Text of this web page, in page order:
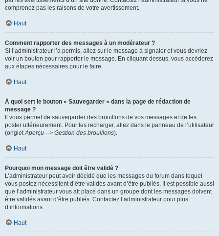
comprenez pas les raisons de votre avertissement.
Haut
Comment rapporter des messages à un modérateur ?
Si l’administrateur l’a permis, allez sur le message à signaler et vous devriez
voir un bouton pour rapporter le message. En cliquant dessus, vous accéderez
aux étapes nécessaires pour le faire.
Haut
À quoi sert le bouton « Sauvegarder » dans la page de rédaction de
message ?
Il vous permet de sauvegarder des brouillons de vos messages et de les
poster ultérieurement. Pour les recharger, allez dans le panneau de l’utilisateur
(ongletAperçu --> Gestion des brouillons).
Haut
Pourquoi mon message doit être validé ?
L’administrateur peut avoir décidé que les messages du forum dans lequel
vous postez nécessitent d’être validés avant d’être publiés. Il est possible aussi
que l’administrateur vous ait placé dans un groupe dont les messages doivent
être validés avant d’être publiés. Contactez l’administrateur pour plus
d’informations.
Haut